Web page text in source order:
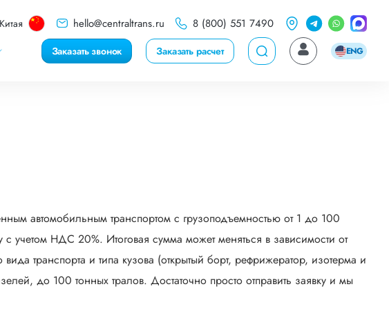
hello@centraltrans.ru 8 (800) 551 7490
Заказать звонок Заказать расчет ENG
автомобильным транспортом с грузоподъемностью от 1 до 100
учетом НДС 20%. Итоговая сумма может меняться в зависимости от
транспорта и типа кузова (открытый борт, рефрижератор, изотерма и
до 100 тонных тралов. Достаточно просто отправить заявку и мы